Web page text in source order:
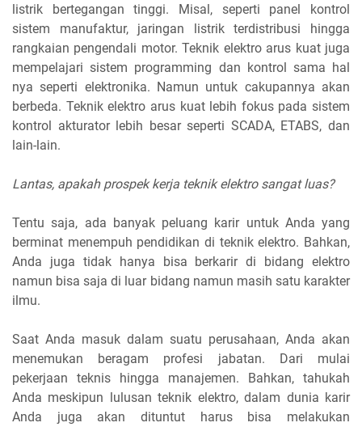
listrik bertegangan tinggi. Misal, seperti panel kontrol
sistem manufaktur, jaringan listrik terdistribusi hingga
rangkaian pengendali motor. Teknik elektro arus kuat juga
mempelajari sistem programming dan kontrol sama hal
nya seperti elektronika. Namun untuk cakupannya akan
berbeda. Teknik elektro arus kuat lebih fokus pada sistem
kontrol akturator lebih besar seperti SCADA, ETABS, dan
lain-lain.
Lantas, apakah prospek kerja teknik elektro sangat luas?
Tentu saja, ada banyak peluang karir untuk Anda yang
berminat menempuh pendidikan di teknik elektro. Bahkan,
Anda juga tidak hanya bisa berkarir di bidang elektro
namun bisa saja di luar bidang namun masih satu karakter
ilmu.
Saat Anda masuk dalam suatu perusahaan, Anda akan
menemukan beragam profesi jabatan. Dari mulai
pekerjaan teknis hingga manajemen. Bahkan, tahukah
Anda meskipun lulusan teknik elektro, dalam dunia karir
Anda juga akan dituntut harus bisa melakukan